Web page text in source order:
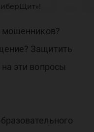
мошенников?
Защитить
эти вопросы